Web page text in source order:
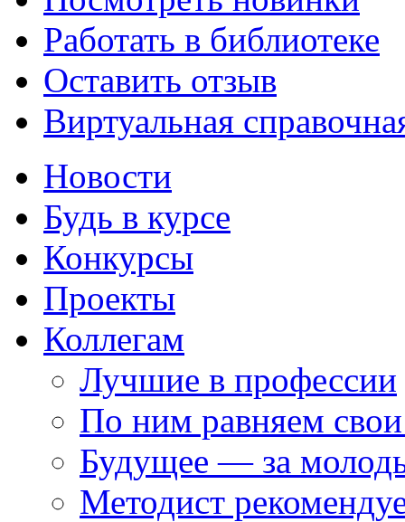
Работать в библиотеке
Оставить отзыв
Виртуальная
Новости
Будь в курсе
Конкурсы
Проекты
Коллегам
Лучшие в профессии
По ним равняем
Будущее — за
Методист